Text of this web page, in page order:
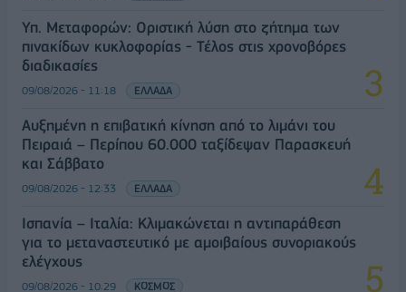
Υπ. Μεταφορών: Οριστική λύση στο ζήτημα των
πινακίδων κυκλοφορίας - Τέλος στις χρονοβόρες
διαδικασίες
09/08/2026 - 11:18 ΕΛΛΑΔΑ
Αυξημένη η επιβατική κίνηση από το λιμάνι του
Πειραιά – Περίπου 60.000 ταξίδεψαν Παρασκευή
και Σάββατο
09/08/2026 - 12:33 ΕΛΛΑΔΑ
Ισπανία – Ιταλία: Κλιμακώνεται η αντιπαράθεση
για το μεταναστευτικό με αμοιβαίους συνοριακούς
ελέγχους
09/08/2026 - 10:29 ΚΟΣΜΟΣ